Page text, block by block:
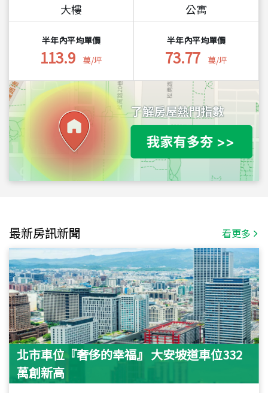
大樓
半年內平均單價
113.9 萬/坪
公寓
半年內平均單價
73.77 萬/坪
最新房訊新聞 看更多
北市車位『奢侈的幸福』 大安坡道車位332
萬創新高